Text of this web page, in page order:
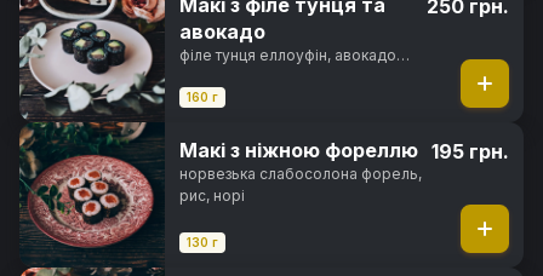
Макі з філе тунця та
авокадо
філе тунця еллоуфін, авокадо
норі
160 г
250 грн.
Макі з ніжною фореллю
норвезька слабосолона форель,
рис, норі
130 г
195 грн.